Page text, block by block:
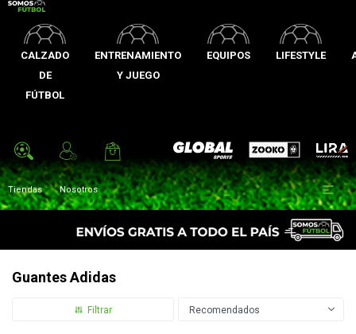
CALZADO
DE
FÚTBOL
ENTRENAMIENTO
Y JUEGO
EQUIPOS LIFESTYLE
Global Sports Zooko Lira
Tiendas Nosotros 
Guantes Adidas
Recomendados